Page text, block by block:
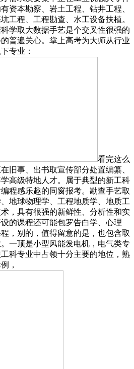
资本勘察、岩土工程、钻井工程、
工程、工程勘查、水工设备扶植。
学取大数据手艺是个交叉性很强的
普遍关心。掌上高考为大师从行业
专业：
看完这么
旧事、出书取宣传部分处置编纂、
高级特地人才。属于典型的新工科
程感乐趣的同窗报考。勘查手艺取
地球物理学、工程地质学、地质工
，具有很强的新鲜性、分析性和实
的课程还可能包罗告白学、心理
，别的，值得留意的是，也包含取
一顶是小型风能发电机，电气类专
科专业中占领十分主要的地位，熟
，